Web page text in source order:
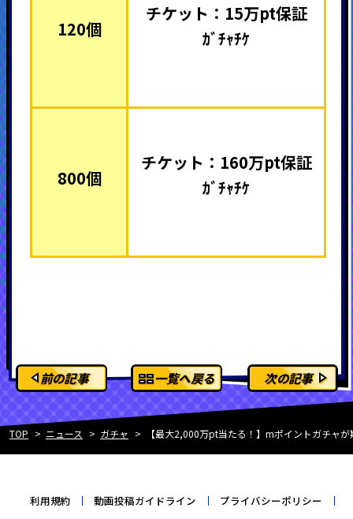
120個
チケット：15万pt保証
ｶﾞﾁｬﾁｹ
800個
チケット：160万pt保証
ｶﾞﾁｬﾁｹ
前の記事 一覧へ戻る 次の記事
TOP ニュース ガチャ 【最大2,000万pt当たる！】mポイントガチャ
利用規約 動画投稿ガイドライン
プライバシーポリシー